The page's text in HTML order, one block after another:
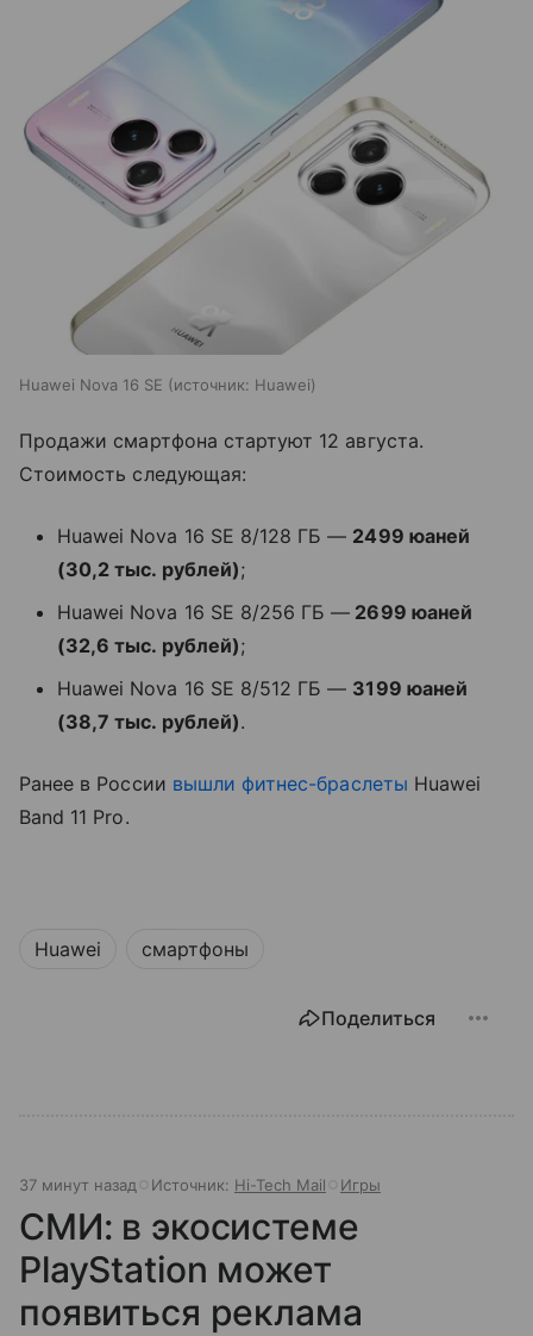
Huawei Nova 16 SE источник: Huawei
Продажи смартфона стартуют 12 августа.
Стоимость следующая:
Huawei Nova 16 SE 8/128 ГБ — 2499 юаней
(30,2 тыс. рублей);
Huawei Nova 16 SE 8/256 ГБ — 2699 юаней
(32,6 тыс. рублей);
Huawei Nova 16 SE 8/512 ГБ — 3199 юаней
(38,7 тыс. рублей).
Ранее в России вышли фитнес-браслеты Huawei
Band 11 Pro.
Huawei смартфоны
Поделиться
37 минут назад Источник: Hi-Tech Mail Игры
СМИ: в экосистеме
PlayStation может
появиться реклама